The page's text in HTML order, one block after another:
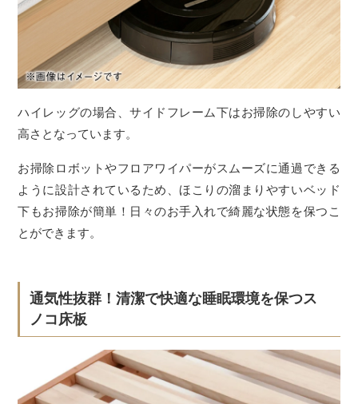
ハイレッグの場合、サイドフレーム下はお掃除のしやすい
高さとなっています。
お掃除ロボットやフロアワイパーがスムーズに通過できる
ように設計されているため、ほこりの溜まりやすいベッド
下もお掃除が簡単！日々のお手入れで綺麗な状態を保つこ
とができます。
通気性抜群！清潔で快適な睡眠環境を保つス
ノコ床板